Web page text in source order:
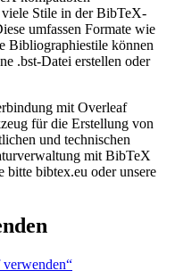
Stile in der BibTeX-
umfassen Formate wie
Bibliographiestile können
.bst-Datei erstellen oder
mit Overleaf
für die Erstellung von
und technischen
mit BibTeX
bitte bibtex.eu oder unsere